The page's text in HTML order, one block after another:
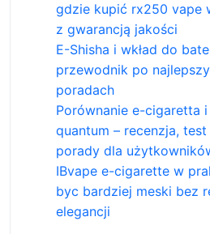
gdzie kupić rx250 vape
z gwarancją jakości
E-Shisha i wkład do
przewodnik po
poradach
Porównanie e-cigaretta
quantum – recenzja,
porady dla
IBvape e-cigarette w
byc bardziej meski bez
elegancji